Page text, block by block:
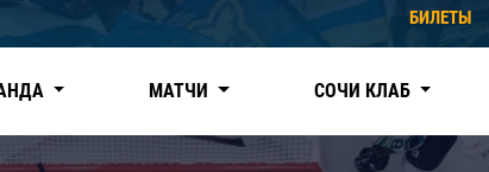
Нефтехимик
БИЛЕТЫ
МАТЧИ СОЧИ КЛАБ